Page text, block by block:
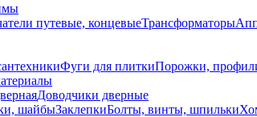
путевые, концевыеТрансформаторы
Фуги для плиткиПорожки,
Доводчики дверные
шайбыЗаклепкиБолты, винты, шпильки